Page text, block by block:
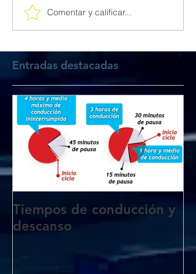
Comentar y calificar...
Entradas destacadas
Tiempos de conducción y
descanso